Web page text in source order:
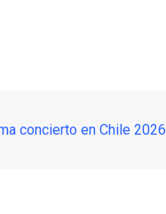
concierto en Chile 2026